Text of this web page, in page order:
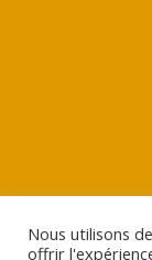
Nous utilisons
offrir